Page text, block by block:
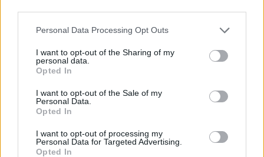
Personal Data Processing Opt Outs
I want to opt-out of the Sharing of my
personal data.
Opted In
I want to opt-out of the Sale of my
Personal Data.
Opted In
I want to opt-out of processing my
Personal Data for Targeted Advertising.
Opted In
přírody lidé v nastupujících
umísťováním misek s vodou
půdy. Zlepšit je podle ochránců potřeba také hospodaření s vodou,
včetně systémových kroků pro zadržování vody v krajině, uvedl
Český svaz ochránců přírody (ČSOP).
Správci KRNAP varují před požáry v Krkonoších, turisté
28.7.2026 14:12 (ČTK)
Diskuse: 1